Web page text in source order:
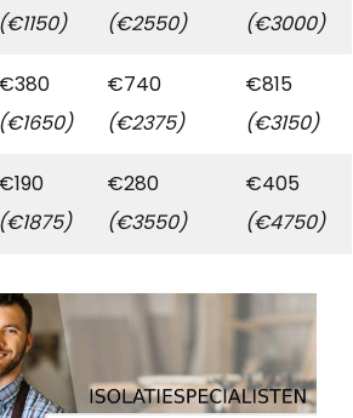
(€1150)
(€2550)
(€3000)
€380
(€1650)
€740
(€2375)
€815
(€3150)
€190
(€1875)
€280
(€3550)
€405
(€4750)